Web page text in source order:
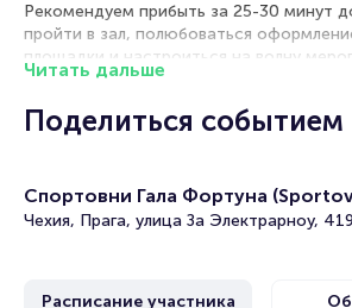
Рекомендуем прибыть за 25-30 минут
пройти в зал, полюбоваться
площадки и настроиться на волну
Бельэтаж — отличное сочетание
прекрасного обзора всей сцены.
Читать дальше
Поделиться событием
Спортовни Гала Фортуна
Чехия, Прага, улица За Электрарноу,
Расписание участника Об